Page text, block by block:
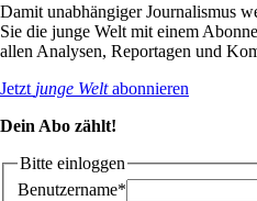
Damit unabhängiger Journalismus
Sie die junge Welt mit einem
allen Analysen, Reportagen und
Jetzt junge Weltabonnieren
Dein Abo zählt!
Bitte einloggen
Benutzername*